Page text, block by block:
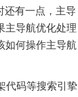
还有一点，主导
主导航优化处理
如何操作主导航
代码等搜索引挚